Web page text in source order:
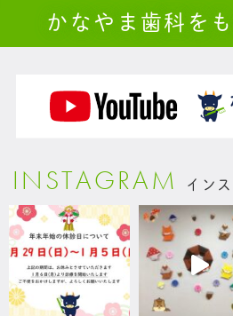
かなやま歯科を
INSTAGRAM イン